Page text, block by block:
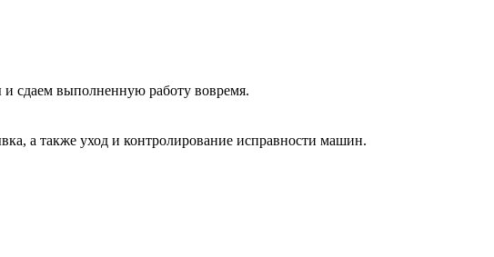
сдаем выполненную работу вовремя.
а также уход и контролирование исправности машин.